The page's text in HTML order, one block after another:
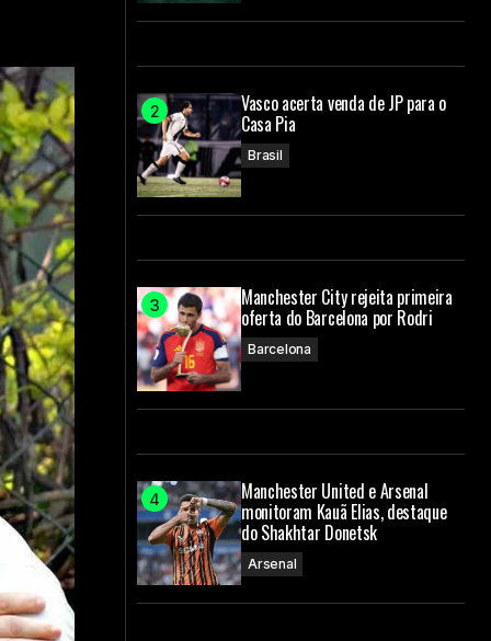
Vasco acerta venda de JP para o
Casa Pia
Brasil
Manchester City rejeita primeira
oferta do Barcelona por Rodri
Barcelona
Manchester United e Arsenal
monitoram Kauã Elias, destaque
do Shakhtar Donetsk
Arsenal